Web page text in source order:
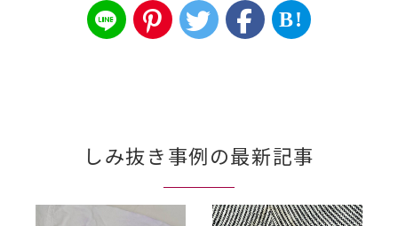
B!
しみ抜き事例の最新記事